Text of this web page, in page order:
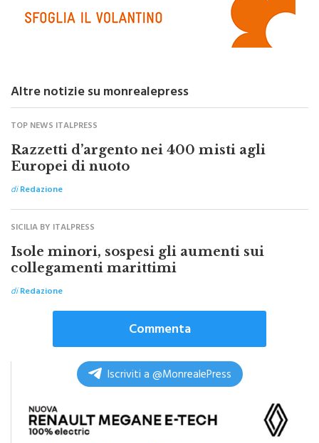
Altre notizie su monrealepress
TOP NEWS ITALPRESS
Razzetti d’argento nei 400 misti agli
Europei di nuoto
diRedazione
SICILIA BY ITALPRESS
Isole minori, sospesi gli aumenti sui
collegamenti marittimi
Redazione
Commenta